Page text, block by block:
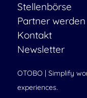
Stellenbörse
Partner werden
Kontakt
Newsletter
OTOBO | Simplify
experiences.